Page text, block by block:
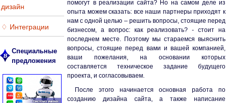
дизайн
♢ Интеграции
Специальные
предложения
помогут в реализации сайта? Но на самом деле из
опыта можем сказать: все наши партнеры приходят к
нам с одной целью – решить вопросы, стоящие перед
бизнесом, а вопрос: как реализовать? - стоит на
последнем месте. Поэтому мы стараемся выяснить
вопросы, стоящие перед вами и вашей компанией,
ваши пожелания, на основании которых
составляется техническое задание будущего
проекта, и согласовываем.
После этого начинается основная работа по
созданию дизайна сайта, а также написание